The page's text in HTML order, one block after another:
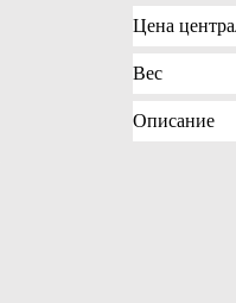
Цена
Вес
Описание